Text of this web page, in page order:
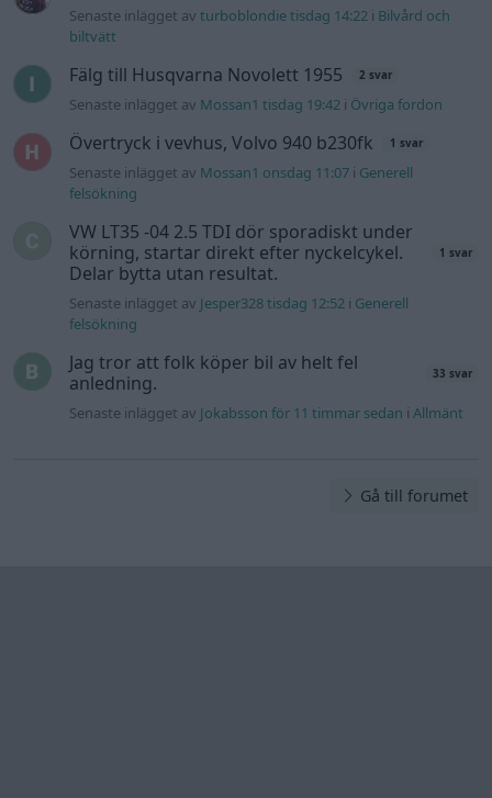
Senaste inlägget avturboblondie tisdag 14:22 i Bilvård och
biltvätt
Fälg till Husqvarna Novolett 1955 2 svar
Senaste inlägget av Mossan1 tisdag 19:42 i Övriga fordon
Övertryck i vevhus, Volvo 940 b230fk 1 svar
Senaste inlägget av Mossan1 onsdag 11:07 i Generell
felsökning
VW LT35 -04 2.5 TDI dör sporadiskt under
körning, startar direkt efter nyckelcykel.
Delar bytta utan resultat.
1 svar
Senaste inlägget av Jesper328 tisdag 12:52 i Generell
felsökning
Jag tror att folk köper bil av helt fel
anledning.
33 svar
Senaste inlägget av Jokabsson för 11 timmar sedan iAllmänt
Gå till forumet